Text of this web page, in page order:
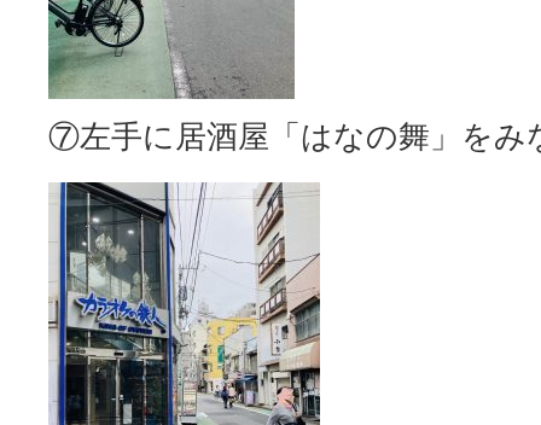
⑦左手に居酒屋「はなの舞」をみ